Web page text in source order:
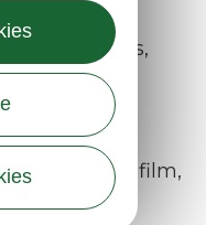
art,
sportives,
avec film,
à